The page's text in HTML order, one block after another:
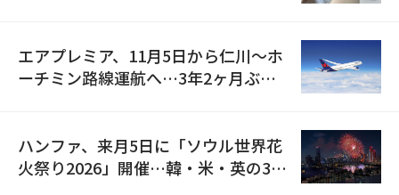
エアプレミア、11月5日から仁川〜ホ
ーチミン路線運航へ…3年2ヶ月ぶり
ハンファ、来月5日に「ソウル世界花
火祭り2026」開催…韓・米・英の3カ